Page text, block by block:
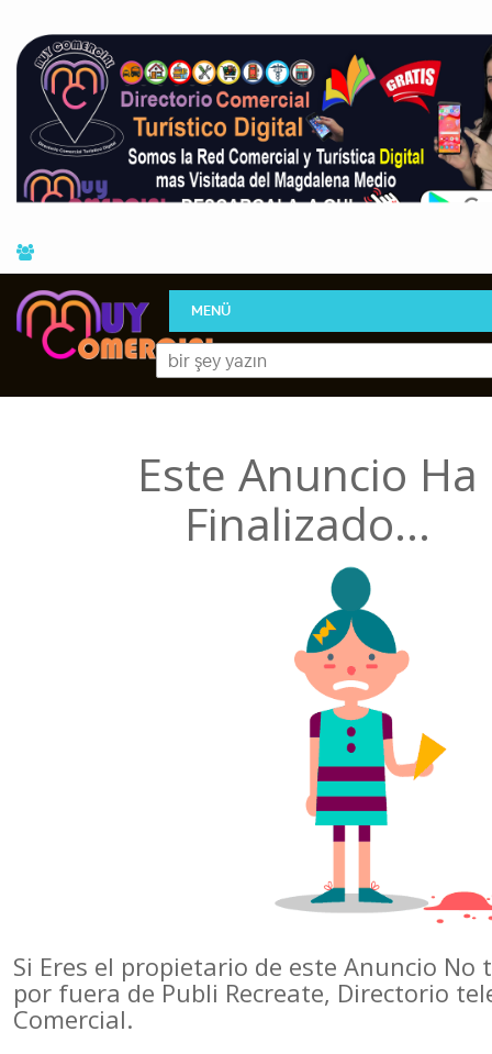
MENÜ
Este Anuncio Ha
Finalizado...
Si Eres el propietario de este Anuncio No
por fuera de Publi Recreate, Directorio
Comercial.